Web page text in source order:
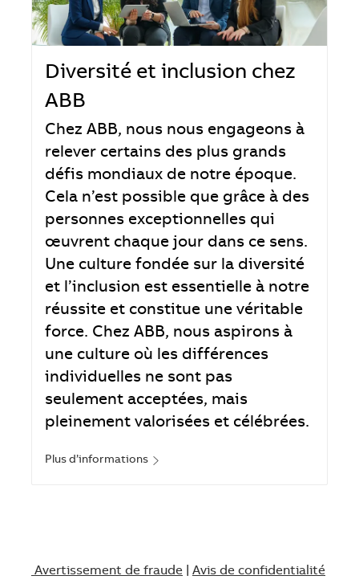
Diversité et inclusion chez
ABB
Chez ABB, nous nous engageons à
relever certains des plus grands
défis mondiaux de notre époque.
Cela n’est possible que grâce à des
personnes exceptionnelles qui
œuvrent chaque jour dans ce sens.
Une culture fondée sur la diversité
et l’inclusion est essentielle à notre
réussite et constitue une véritable
force. Chez ABB, nous aspirons à
une culture où les différences
individuelles ne sont pas
seulement acceptées, mais
pleinement valorisées et célébrées.
Plus d’informations
Avertissement de fraude| Avis de confidentialité